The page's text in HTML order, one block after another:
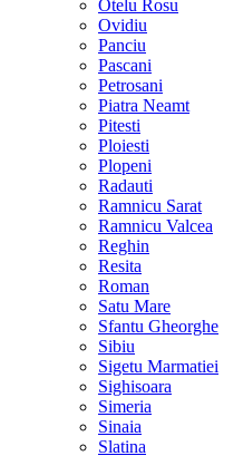
Otelu Rosu
Ovidiu
Panciu
Pascani
Petrosani
Piatra Neamt
Pitesti
Ploiesti
Plopeni
Radauti
Ramnicu Sarat
Ramnicu Valcea
Reghin
Resita
Roman
Satu Mare
Sfantu Gheorghe
Sibiu
Sigetu Marmatiei
Sighisoara
Simeria
Sinaia
Slatina